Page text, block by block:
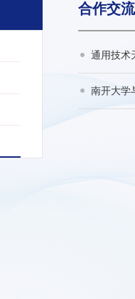
合作交流
通用技术
南开大学